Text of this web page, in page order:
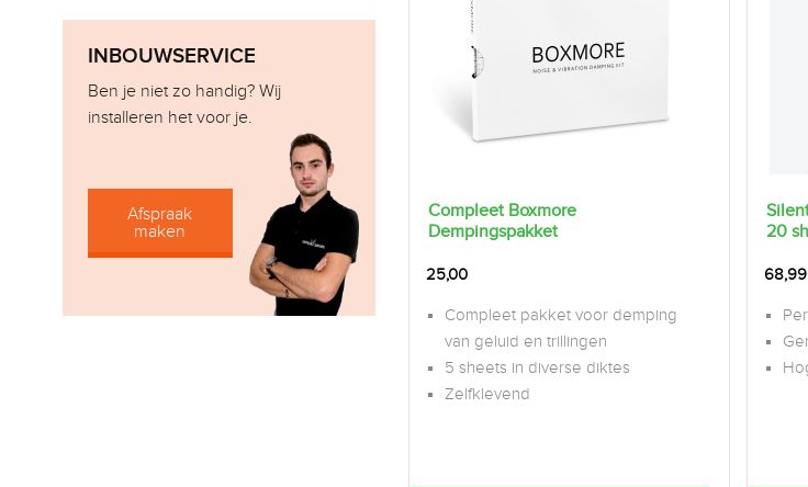
INBOUWSERVICE
Ben je niet zo handig? Wij
installeren het voor je.
Afspraak
maken
Compleet Boxmore
Dempingspakket
25,00
Compleet pakket voor demping
van geluid en trillingen
5 sheets in diverse diktes
Zelfklevend
20
68,99